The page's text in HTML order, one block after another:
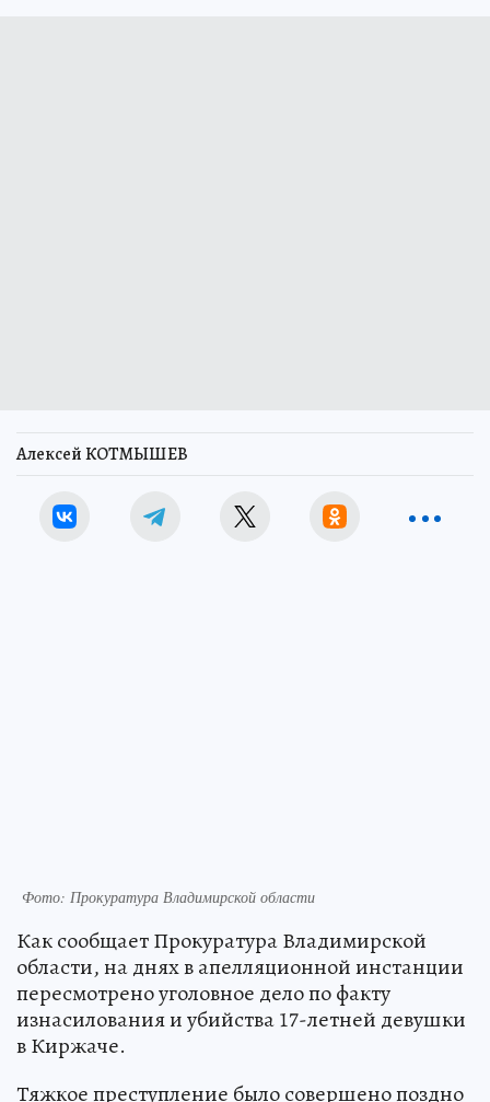
Алексей КОТМЫШЕВ
Фото: Прокуратура Владимирской области
Как сообщает Прокуратура Владимирской
области, на днях в апелляционной инстанции
пересмотрено уголовное дело по факту
изнасилования и убийства 17-летней девушки
в Киржаче.
Тяжкое преступление было совершено поздно